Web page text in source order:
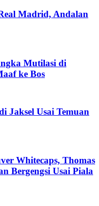
Madrid, Andalan
Mutilasi di
ke Bos
Jaksel Usai Temuan
Whitecaps, Thomas
Bergengsi Usai Piala